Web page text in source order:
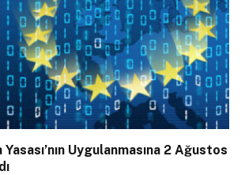
Uygulanmasına 2 Ağustos